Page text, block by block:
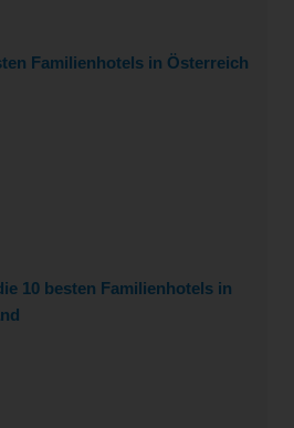
Familienhotels in Österreich
10 besten Familienhotels in